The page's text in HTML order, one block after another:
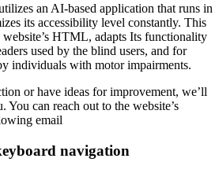
an AI-based application that runs in
its accessibility level constantly. This
website’s HTML, adapts Its functionality
used by the blind users, and for
individuals with motor impairments.
or have ideas for improvement, we’ll
You can reach out to the website’s
email
navigation